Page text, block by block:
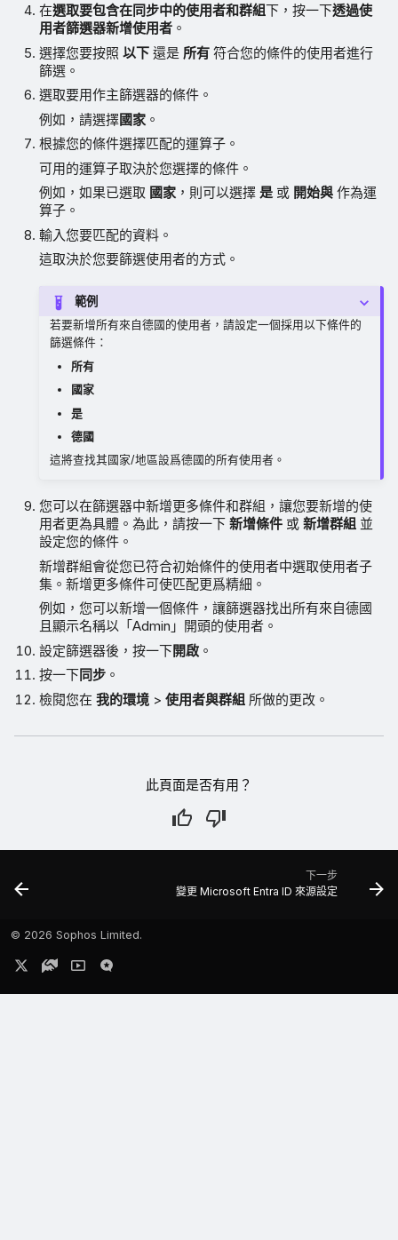
在選取要包含在同步中的使用者和群組下，按一下透過使
用者篩選器新增使用者 。
選擇您要按照以下 還是所有 符合您的條件的使用者進行
篩選。
選取要用作主篩選器的條件。
例如，請選擇國家 。
根據您的條件選擇匹配的運算子。
可用的運算子取決於您選擇的條件。
例如，如果已選取 國家 ，則可以選擇是 或 開始與 作為運
算子。
輸入您要匹配的資料。
這取決於您要篩選使用者的方式。
範例
若要新增所有來自德國的使用者，請設定一個採用以下條件的
篩選條件：
所有
國家
是
德國
這將查找其國家/地區設爲德國的所有使用者。
您可以在篩選器中新增更多條件和群組，讓您要新增的使
用者更為具體。為此，請按一下新增條件 或新增群組 並
設定您的條件。
新增群組會從您已符合初始條件的使用者中選取使用者子
集。新增更多條件可使匹配更爲精細。
例如，您可以新增一個條件，讓篩選器找出所有來自德國
且顯示名稱以「Admin」開頭的使用者。
設定篩選器後，按一下開啟 。
按一下同步 。
檢閱您在我的環境 >使用者與群組 所做的更改。
此頁面是否有用？
下一步
變更 Microsoft Entra ID 來源設定
© 2026 Sophos Limited.